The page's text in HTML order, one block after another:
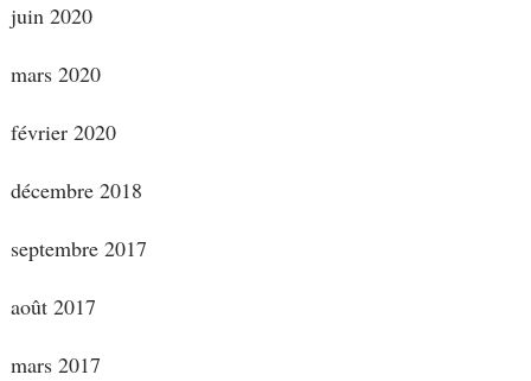
juin 2020
mars 2020
février 2020
décembre 2018
septembre 2017
août 2017
mars 2017